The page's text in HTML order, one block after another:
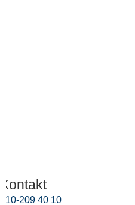
Kontakt
010-209 40 10